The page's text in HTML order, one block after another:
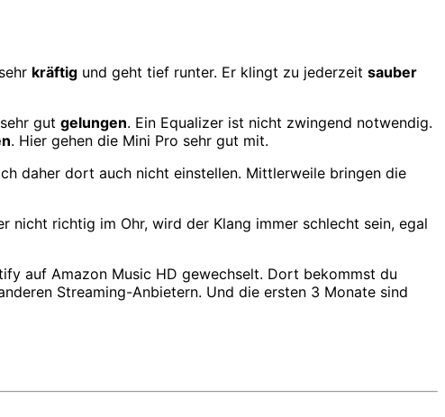
kräftig und geht tief runter. Er klingt zu jederzeit sauber
sehr gut gelungen. Ein Equalizer ist nicht zwingend notwendig.
. Hier gehen die Mini Pro sehr gut mit.
daher dort auch nicht einstellen. Mittlerweile bringen die
nicht richtig im Ohr, wird der Klang immer schlecht sein, egal
auf Amazon Music HD gewechselt. Dort bekommst du
Streaming-Anbietern. Und die ersten 3 Monate sind